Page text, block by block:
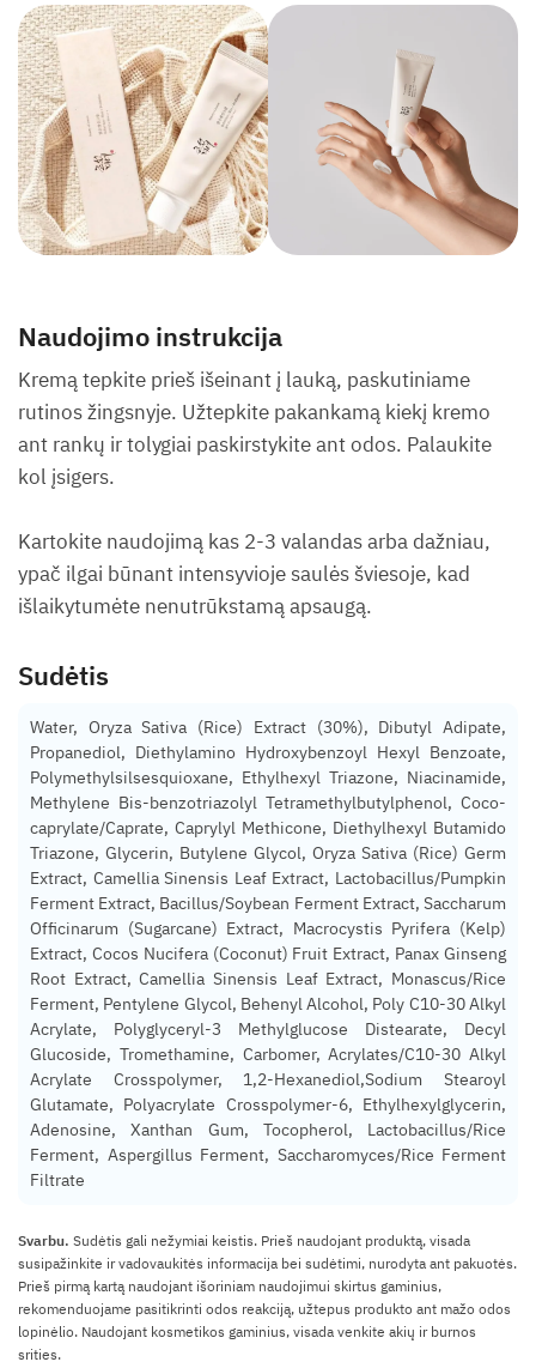
Naudojimo instrukcija
Kremą tepkite prieš išeinant į lauką, paskutiniame
rutinos žingsnyje. Užtepkite pakankamą kiekį kremo
ant rankų ir tolygiai paskirstykite ant odos. Palaukite
kol įsigers.
Kartokite naudojimą kas 2-3 valandas arba dažniau,
ypač ilgai būnant intensyvioje saulės šviesoje, kad
išlaikytumėte nenutrūkstamą apsaugą.
Sudėtis
Water, Oryza Sativa (Rice) Extract (30%), Dibutyl Adipate,
Propanediol, Diethylamino Hydroxybenzoyl Hexyl Benzoate,
Polymethylsilsesquioxane, Ethylhexyl Triazone, Niacinamide,
Methylene Bis-benzotriazolyl Tetramethylbutylphenol, Coco-
caprylate/Caprate, Caprylyl Methicone, Diethylhexyl Butamido
Triazone, Glycerin, Butylene Glycol, Oryza Sativa (Rice) Germ
Extract, Camellia Sinensis Leaf Extract, Lactobacillus/Pumpkin
Ferment Extract, Bacillus/Soybean Ferment Extract, Saccharum
Officinarum (Sugarcane) Extract, Macrocystis Pyrifera (Kelp)
Extract, Cocos Nucifera (Coconut) Fruit Extract, Panax Ginseng
Root Extract, Camellia Sinensis Leaf Extract, Monascus/Rice
Ferment, Pentylene Glycol, Behenyl Alcohol, Poly C10-30 Alkyl
Acrylate, Polyglyceryl-3 Methylglucose Distearate, Decyl
Glucoside, Tromethamine, Carbomer, Acrylates/C10-30 Alkyl
Acrylate Crosspolymer, 1,2-Hexanediol,Sodium Stearoyl
Glutamate, Polyacrylate Crosspolymer-6, Ethylhexylglycerin,
Adenosine, Xanthan Gum, Tocopherol, Lactobacillus/Rice
Ferment, Aspergillus Ferment, Saccharomyces/Rice Ferment
Filtrate
Svarbu. Sudėtis gali nežymiai keistis. Prieš naudojant produktą, visada
susipažinkite ir vadovaukitės informacija bei sudėtimi, nurodyta ant pakuotės.
Prieš pirmą kartą naudojant išoriniam naudojimui skirtus gaminius,
rekomenduojame pasitikrinti odos reakciją, užtepus produkto ant mažo odos
lopinėlio. Naudojant kosmetikos gaminius, visada venkite akių ir burnos
srities.